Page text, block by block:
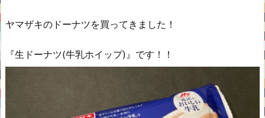
ヤマザキのドーナツを買ってきました！
『生ドーナツ(牛乳ホイップ)』です！！